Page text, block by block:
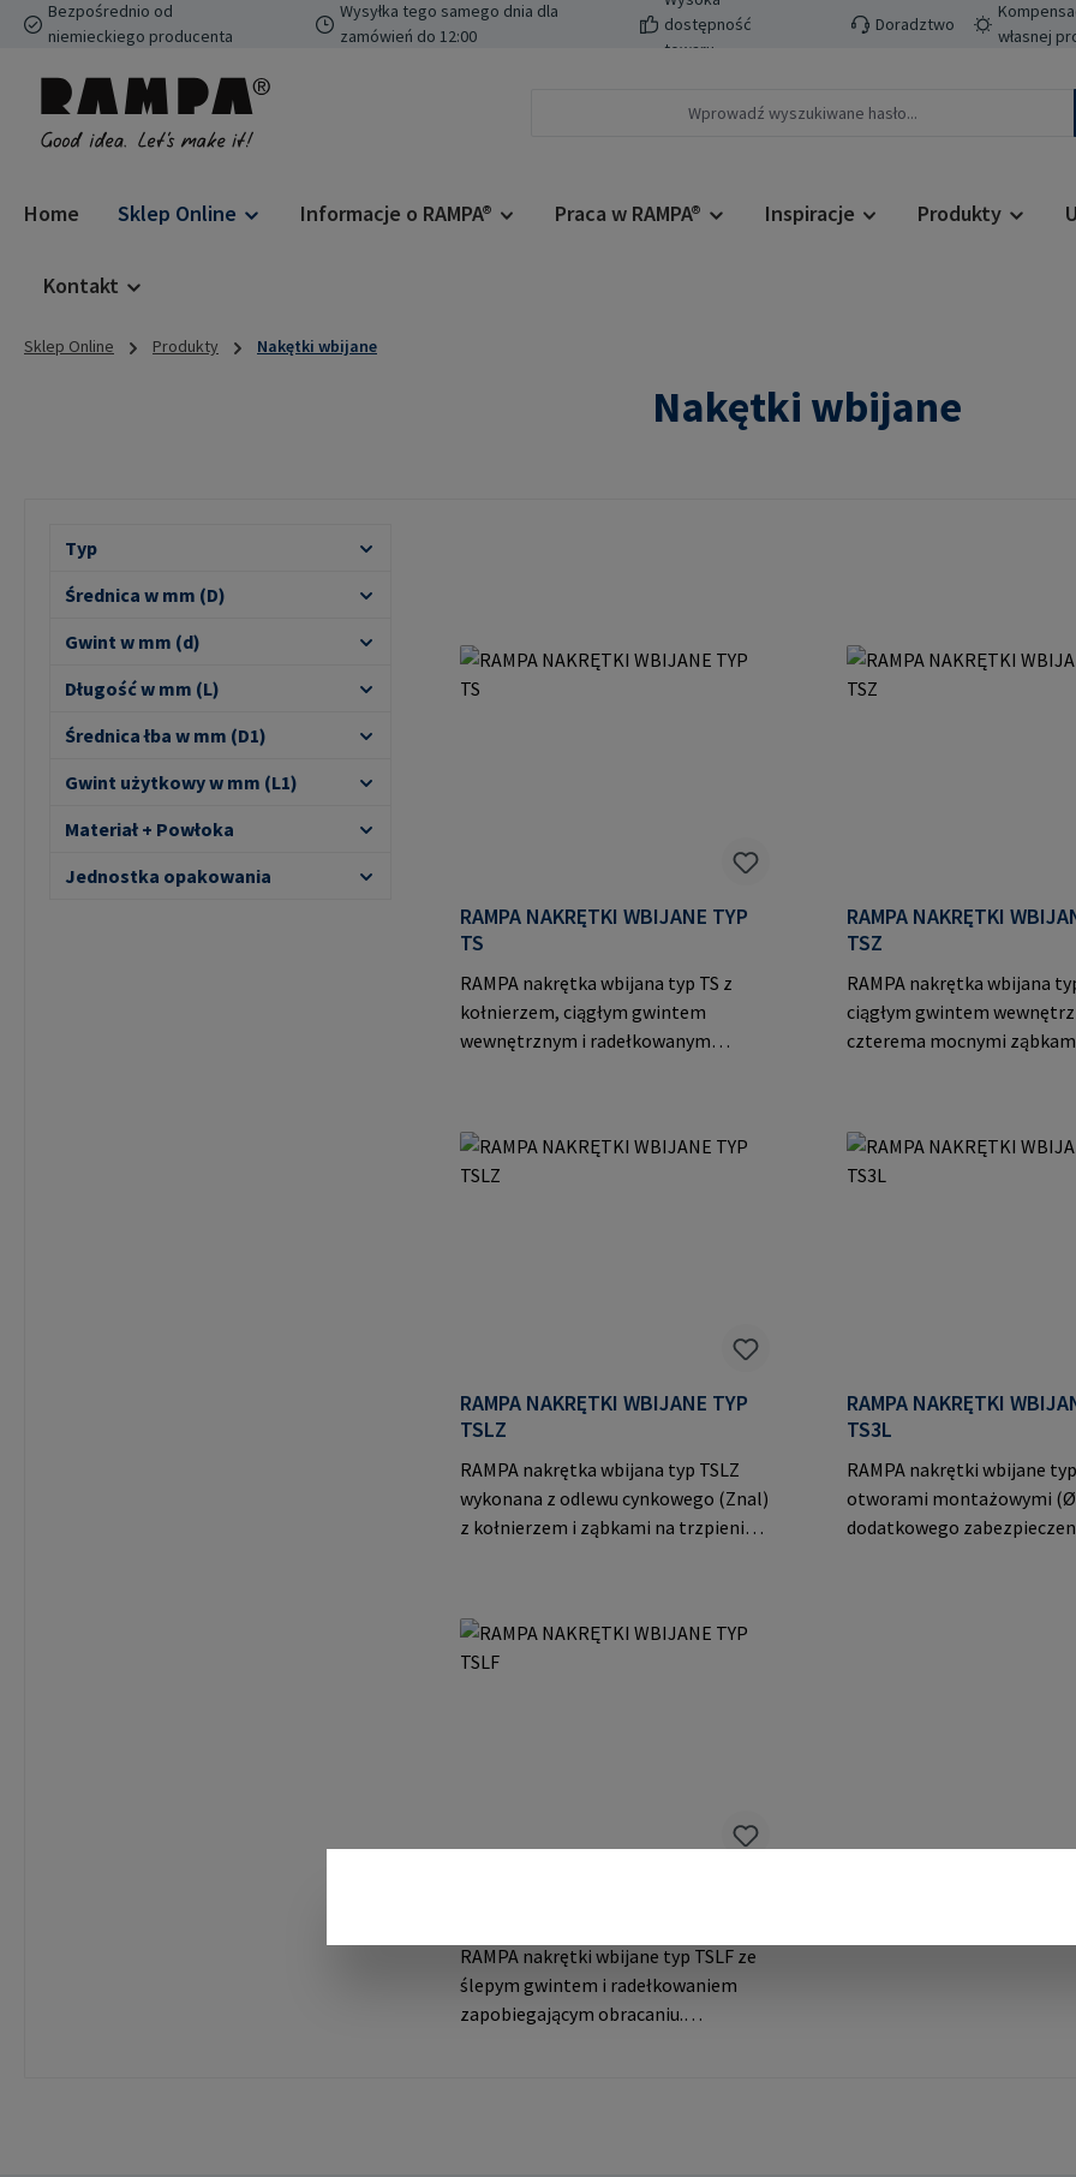
do głównej zawartości
Przejdź do wyszukiwania
Przejdź do głównej nawigacji
Bezpośrednio od
niemieckiego producenta
Wysyłka tego samego dnia dla
zamówień do 12:00
dostępność
towaru
Doradztwo
własnej
Home Sklep Online Informacje o RAMPA® Praca w RAMPA® Inspiracje Produkty
Kontakt
Sklep Online Produkty Nakętki wbijane
Nakętki wbijane
Typ
Średnica w mm (D)
Gwint w mm (d)
Długość w mm (L)
Średnica łba w mm (D1)
Gwint użytkowy w mm (L1)
Materiał + Powłoka
Jednostka opakowania
RAMPA NAKRĘTKI WBIJANE TYP
TS
RAMPA nakrętka wbijana typ TS z
kołnierzem, ciągłym gwintem
wewnętrznym i radełkowanym
montażu.Dane producenta: RAMPA
GmbH & Co. KG Auf der Heide 8 21514
Büchen Niemcy E-Mail:
RAMPA NAKRĘTKI
TSZ
RAMPA nakrętka wbijana
ciągłym gwintem
czterema mocnymi
GmbH & Co. KG Auf der
Büchen Niemcy E-Mail:
mail@rampa.com
RAMPA NAKRĘTKI WBIJANE TYP
TSLZ
RAMPA nakrętka wbijana typ TSLZ
wykonana z odlewu cynkowego (Znal)
z kołnierzem i ząbkami na trzpieniu
wykonane z cynkowego odlewu
ciśnieniowego mają zmniejszające się
siły mocowania i skróconą żywotność
RAMPA NAKRĘTKI
TS3L
RAMPA nakrętki wbijane typ
otworami montażowymi (Ø
dodatkowego
RAMPA nakrętki wbijane typ TSLF ze
ślepym gwintem i radełkowaniem
zapobiegającym obracaniu.